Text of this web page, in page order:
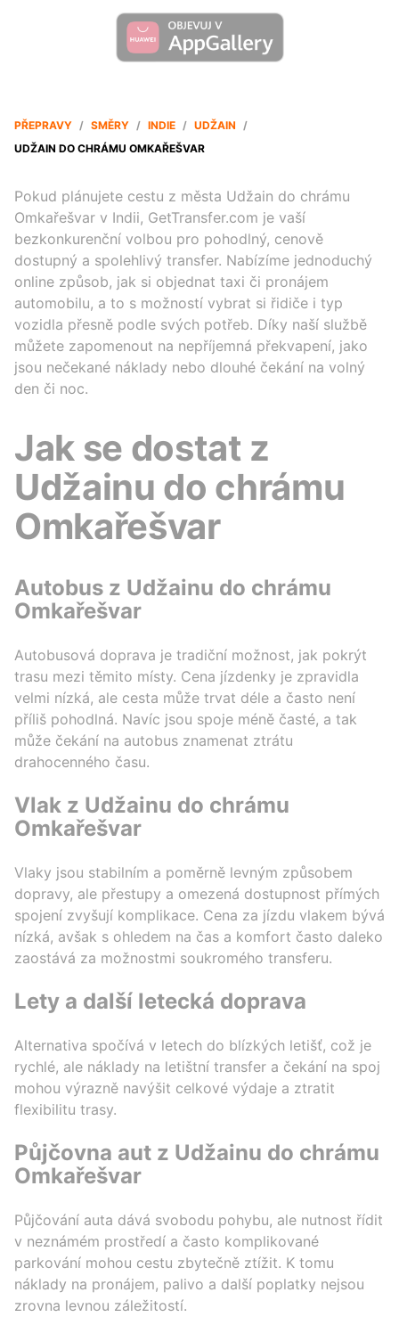
PŘEPRAVY / SMĚRY / INDIE / UDŽAIN /
UDŽAIN DO CHRÁMU OMKAŘEŠVAR
Pokud plánujete cestu z města Udžain do chrámu
Omkařešvar v Indii, GetTransfer.com je vaší
bezkonkurenční volbou pro pohodlný, cenově
dostupný a spolehlivý transfer. Nabízíme jednoduchý
online způsob, jak si objednat taxi či pronájem
automobilu, a to s možností vybrat si řidiče i typ
vozidla přesně podle svých potřeb. Díky naší službě
můžete zapomenout na nepříjemná překvapení, jako
jsou nečekané náklady nebo dlouhé čekání na volný
den či noc.
Jak se dostat z
Udžainu do chrámu
Omkařešvar
Autobus z Udžainu do chrámu
Omkařešvar
Autobusová doprava je tradiční možnost, jak pokrýt
trasu mezi těmito místy. Cena jízdenky je zpravidla
velmi nízká, ale cesta může trvat déle a často není
příliš pohodlná. Navíc jsou spoje méně časté, a tak
může čekání na autobus znamenat ztrátu
drahocenného času.
Vlak z Udžainu do chrámu
Omkařešvar
Vlaky jsou stabilním a poměrně levným způsobem
dopravy, ale přestupy a omezená dostupnost přímých
spojení zvyšují komplikace. Cena za jízdu vlakem bývá
nízká, avšak s ohledem na čas a komfort často daleko
zaostává za možnostmi soukromého transferu.
Lety a další letecká doprava
Alternativa spočívá v letech do blízkých letišť, což je
rychlé, ale náklady na letištní transfer a čekání na spoj
mohou výrazně navýšit celkové výdaje a ztratit
flexibilitu trasy.
Půjčovna aut z Udžainu do chrámu
Omkařešvar
Půjčování auta dává svobodu pohybu, ale nutnost řídit
v neznámém prostředí a často komplikované
parkování mohou cestu zbytečně ztížit. K tomu
náklady na pronájem, palivo a další poplatky nejsou
zrovna levnou záležitostí.